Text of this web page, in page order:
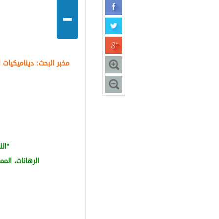
-
مخبر البحث:
"
الرهانات،